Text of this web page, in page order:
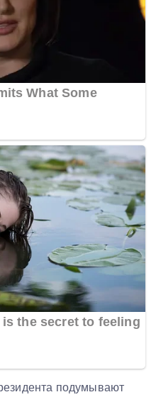
подумывают